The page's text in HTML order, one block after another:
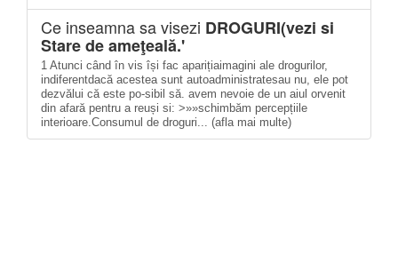
Ce inseamna sa visezi DROGURI(vezi si
Stare de ameţeală.'
1 Atunci când în vis își fac aparițiaimagini ale drogurilor,
indiferentdacă acestea sunt autoadministratesau nu, ele pot
dezvălui că este po-sibil să. avem nevoie de un aiul orvenit
din afară pentru a reuși si: >»»schimbăm percepțiile
interioare.Consumul de droguri... (afla mai multe)